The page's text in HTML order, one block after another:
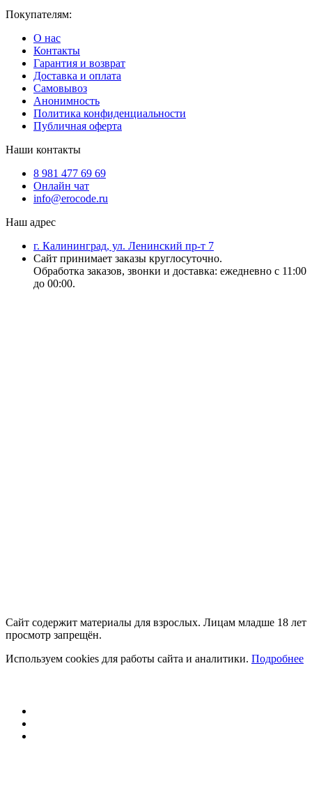
Покупателям:
О нас
Контакты
Гарантия и возврат
Доставка и оплата
Самовывоз
Анонимность
Политика конфиденциальности
Публичная оферта
Наши контакты
8 981 477 69 69
Онлайн чат
info@erocode.ru
Наш адрес
г. Калининград, ул. Ленинский пр-т 7
Сайт принимает заказы круглосуточно.
Обработка заказов, звонки и доставка: ежедневно с 11:00
до 00:00.
Сайт содержит материалы для взрослых. Лицам младше 18 лет
просмотр запрещён.
Используем cookies для работы сайта и аналитики. Подробнее